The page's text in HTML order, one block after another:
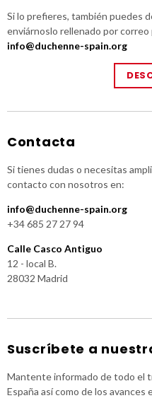
Si lo prefieres, también puedes
enviárnoslo rellenado por
info@duchenne-spain.org
Contacta
Si tienes dudas o necesitas
contacto con nosotros en:
info@duchenne-spain.org
+34 685 27 27 94
Calle Casco Antiguo
12 - local B.
28032 Madrid
Suscríbete a
Mantente informado de todo el
España así como de los avances